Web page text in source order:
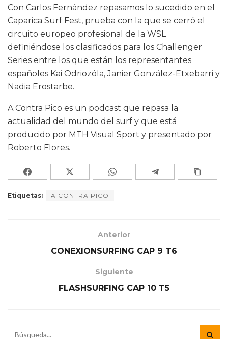
Con Carlos Fernández repasamos lo sucedido en el
Caparica Surf Fest, prueba con la que se cerró el
circuito europeo profesional de la WSL
definiéndose los clasificados para los Challenger
Series entre los que están los representantes
españoles Kai Odriozóla, Janier González-Etxebarri y
Nadia Erostarbe.
A Contra Pico es un podcast que repasa la
actualidad del mundo del surf y que está
producido por MTH Visual Sport y presentado por
Roberto Flores.
Etiquetas: A CONTRA PICO
Anterior
CONEXIONSURFING CAP 9 T6
Siguiente
FLASHSURFING CAP 10 T5